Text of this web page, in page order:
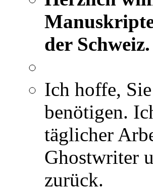
der Schweiz.
Ich hoffe,
benötigen.
täglicher
Ghostwriter
zurück.